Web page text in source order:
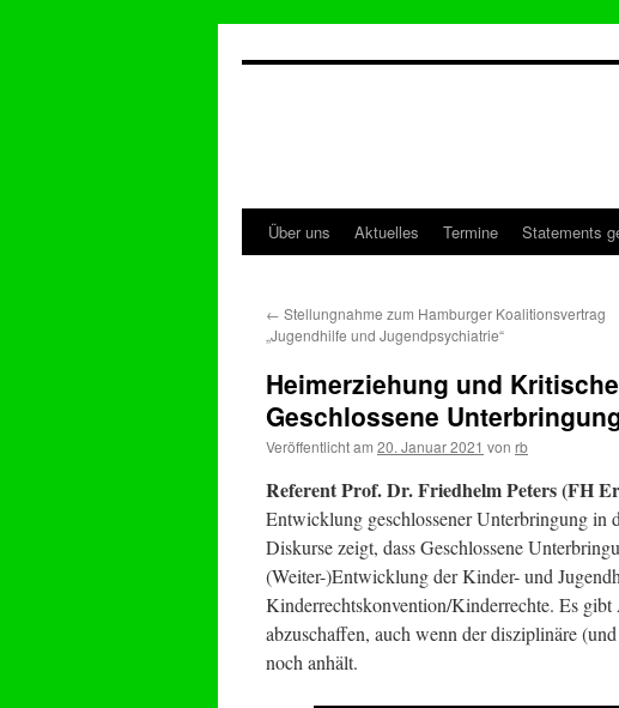
Inhalt
Über uns Aktuelles Termine Statements
← Stellungnahme zum Hamburger Koalitionsvertrag
„Jugendhilfe und Jugendpsychiatrie“
Heimerziehung und
Geschlossene
Veröffentlicht am 20. Januar 2021 von rb
Referent Prof. Dr. Friedhelm Peters (FH
Entwicklung geschlossener Unterbringung in
Diskurse zeigt, dass Geschlossene
(Weiter-)Entwicklung der Kinder- und
Kinderrechtskonvention/Kinderrechte. Es
abzuschaffen, auch wenn der disziplinäre
noch anhält.